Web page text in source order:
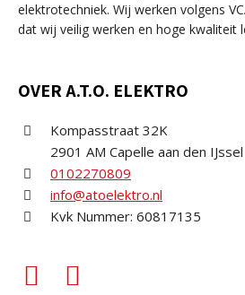
elektrotechniek. Wij werken volgens
dat wij veilig werken en hoge kwaliteit
OVER A.T.O. ELEKTRO
Kompasstraat 32K
2901 AM Capelle aan den IJssel
0102270809
info@atoelektro.nl
Kvk Nummer: 60817135